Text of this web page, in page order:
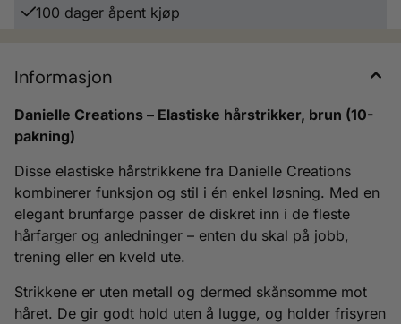
100 dager åpent kjøp
Informasjon
Danielle Creations – Elastiske hårstrikker, brun (10-
pakning)
Disse elastiske hårstrikkene fra Danielle Creations
kombinerer funksjon og stil i én enkel løsning. Med en
elegant brunfarge passer de diskret inn i de fleste
hårfarger og anledninger – enten du skal på jobb,
trening eller en kveld ute.
Strikkene er uten metall og dermed skånsomme mot
håret. De gir godt hold uten å lugge, og holder frisyren